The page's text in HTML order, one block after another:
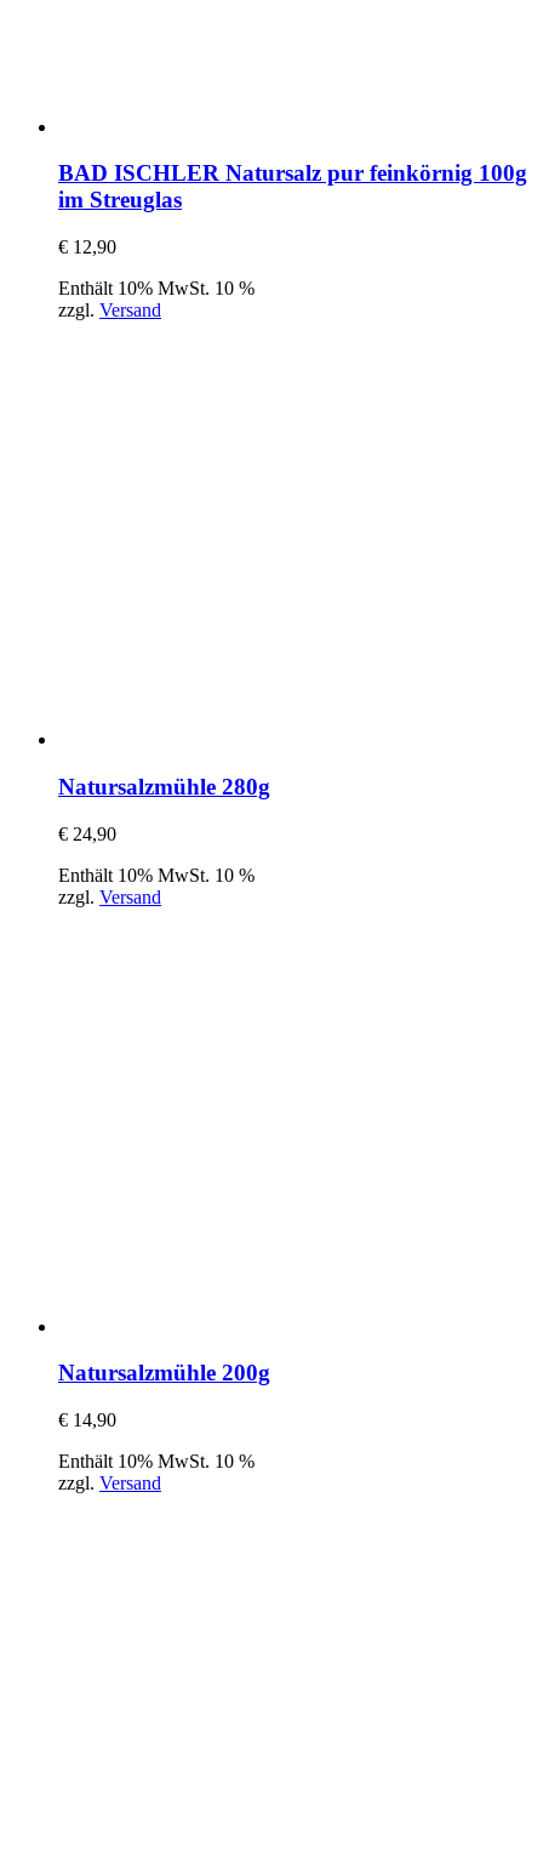
BAD ISCHLER Natursalz pur feinkörnig 100g
im Streuglas
€ 12,90
Enthält 10% MwSt. 10 %
zzgl. Versand
Natursalzmühle 280g
€ 24,90
Enthält 10% MwSt. 10 %
zzgl. Versand
Natursalzmühle 200g
€ 14,90
Enthält 10% MwSt. 10 %
zzgl. Versand